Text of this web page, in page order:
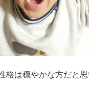
格は穏やかな方だと思